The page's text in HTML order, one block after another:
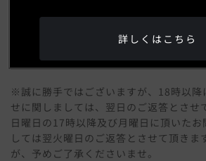
※誠に勝手ではございますが、18時以降
せに関しましては、翌日のご返答とさせ
日曜日の17時以降及び月曜日に頂いたお
しては翌火曜日のご返答とさせて頂きま
が、予めご了承くださいませ。
詳しくはこちら